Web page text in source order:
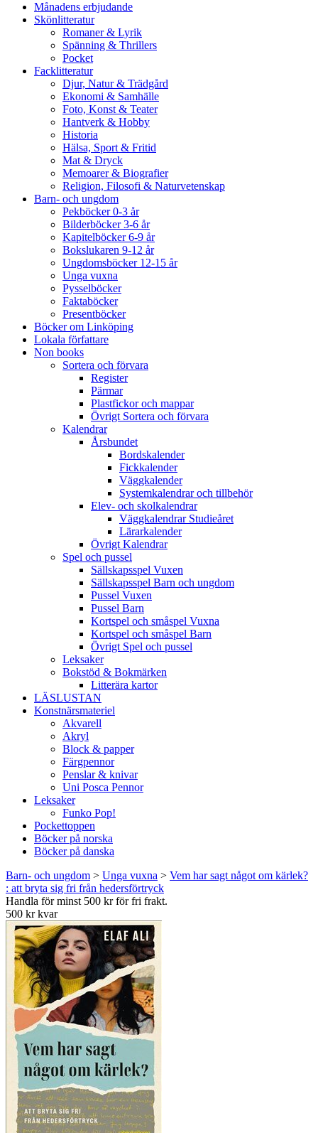
Månadens erbjudande
Skönlitteratur
Romaner & Lyrik
Spänning & Thrillers
Pocket
Facklitteratur
Djur, Natur & Trädgård
Ekonomi & Samhälle
Foto, Konst & Teater
Hantverk & Hobby
Historia
Hälsa, Sport & Fritid
Mat & Dryck
Memoarer & Biografier
Religion, Filosofi & Naturvetenskap
Barn- och ungdom
Pekböcker 0-3 år
Bilderböcker 3-6 år
Kapitelböcker 6-9 år
Bokslukaren 9-12 år
Ungdomsböcker 12-15 år
Unga vuxna
Pysselböcker
Faktaböcker
Presentböcker
Böcker om Linköping
Lokala författare
Non books
Sortera och förvara
Register
Pärmar
Plastfickor och mappar
Övrigt Sortera och förvara
Kalendrar
Årsbundet
Bordskalender
Fickkalender
Väggkalender
Systemkalendrar och tillbehör
Elev- och skolkalendrar
Väggkalendrar Studieåret
Lärarkalender
Övrigt Kalendrar
Spel och pussel
Sällskapsspel Vuxen
Sällskapsspel Barn och ungdom
Pussel Vuxen
Pussel Barn
Kortspel och småspel Vuxna
Kortspel och småspel Barn
Övrigt Spel och pussel
Leksaker
Bokstöd & Bokmärken
Litterära kartor
LÄSLUSTAN
Konstnärsmateriel
Akvarell
Akryl
Block & papper
Färgpennor
Penslar & knivar
Uni Posca Pennor
Leksaker
Funko Pop!
Pockettoppen
Böcker på norska
Böcker på danska
Barn- och ungdom > Unga vuxna > Vem har sagt något om kärlek?
: att bryta sig fri från hedersförtryck
Handla för minst 500 kr för fri frakt.
500 kr kvar